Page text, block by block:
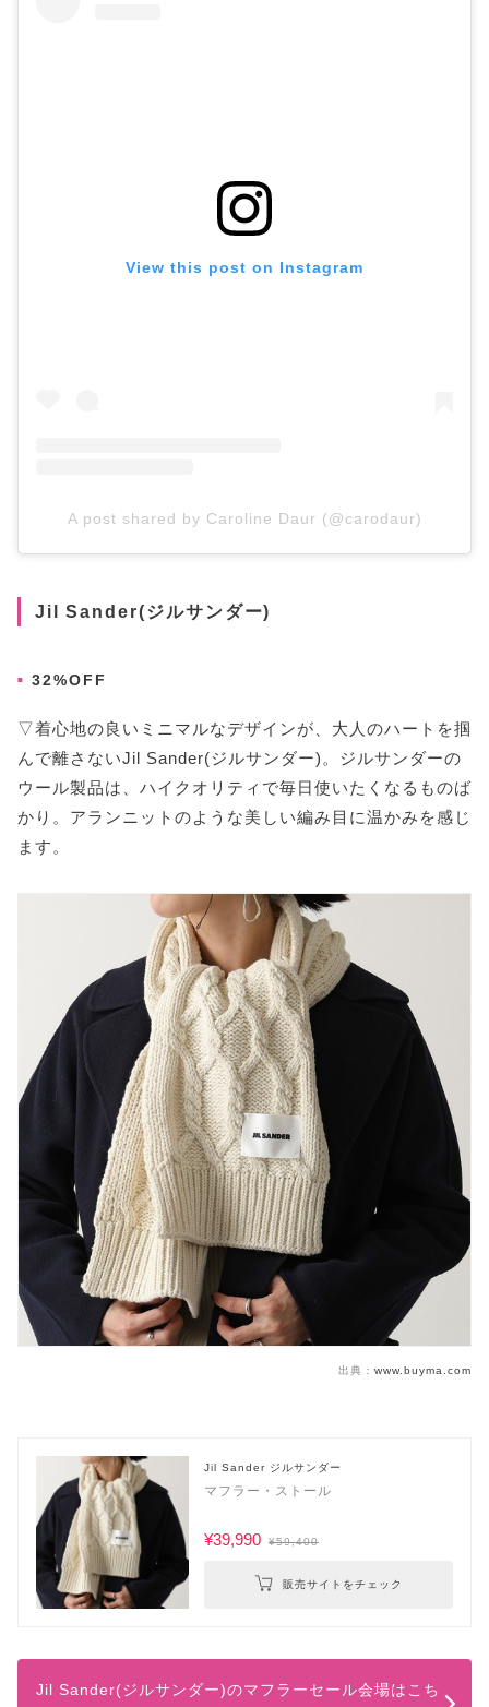
View this post on Instagram
A post shared by Caroline Daur (@carodaur)
Jil Sander(ジルサンダー)
32%OFF
▽着心地の良いミニマルなデザインが、大人のハートを掴
んで離さないJil Sander(ジルサンダー)。ジルサンダーの
ウール製品は、ハイクオリティで毎日使いたくなるものば
かり。アランニットのような美しい編み目に温かみを感じ
ます。
出典： www.buyma.com
Jil Sander ジルサンダー
マフラー・ストール
¥39,990 ¥59,400
販売サイトをチェック
Jil Sander(ジルサンダー)のマフラーセール会場はこち